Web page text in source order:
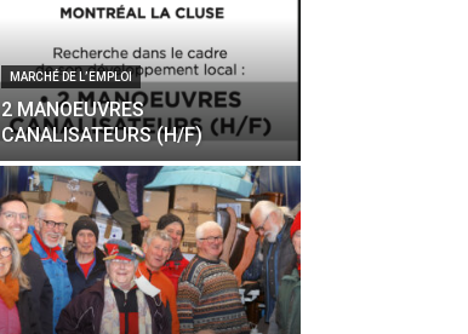
MARCHÉ DE L’EMPLOI
2 MANOEUVRES
CANALISATEURS (H/F)